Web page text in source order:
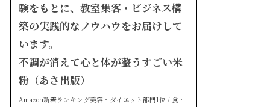
験をもとに、教室集客・ビジネス構
築の実践的なノウハウをお届けして
います。
不調が消えて心と体が整うすごい米
粉（あさ出版）
Amazon新着ランキング美容・ダイエット部門1位 / 食・